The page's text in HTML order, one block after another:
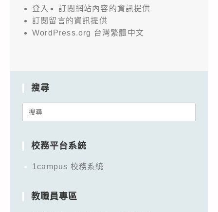
登入
訂閱網站內容的資訊提供
訂閱留言的資訊提供
WordPress.org 台灣繁體中文
搜尋
Search
校務平台系統
1campus 校務系統
教職員專區